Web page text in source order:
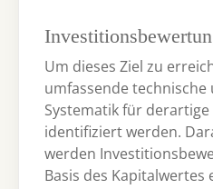
Um dieses Ziel zu
umfassende
Systematik für
identifiziert werden.
werden
Basis des Kapitalwertes